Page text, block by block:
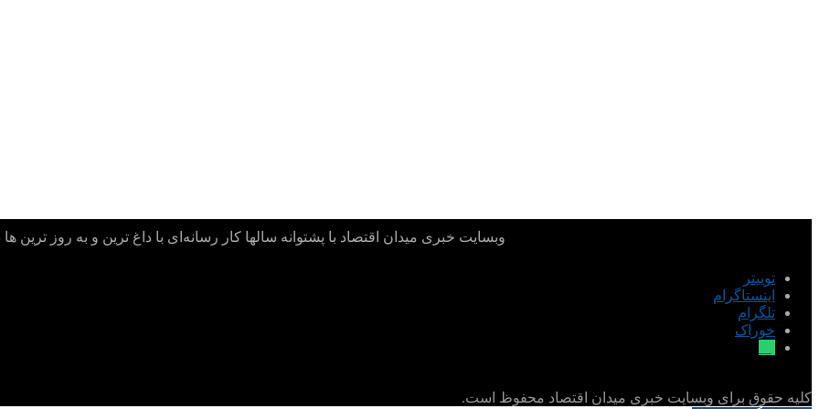
وبسایت خبری میدان اقتصاد با پشتوانه سالها کار رسانه‌ای با داغ ترین و به روز ترین
توییتر
اینستاگرام
تلگرام
خوراک
کلیه حقوق برای وبسایت خبری میدان اقتصاد محفوظ است.